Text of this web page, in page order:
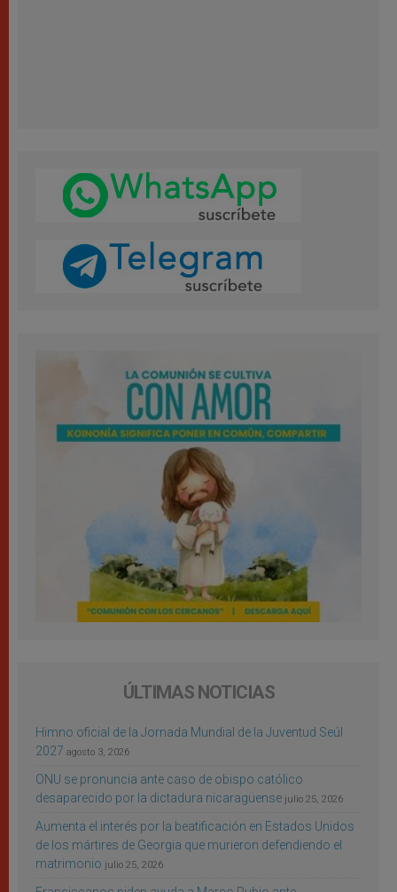
ÚLTIMAS NOTICIAS
Himno oficial de la Jornada Mundial de la Juventud Seúl
2027 agosto 3, 2026
ONU se pronuncia ante caso de obispo católico
desaparecido por la dictadura nicaragüense julio 25, 2026
Aumenta el interés por la beatificación en Estados Unidos
de los mártires de Georgia que murieron defendiendo el
matrimonio julio 25, 2026